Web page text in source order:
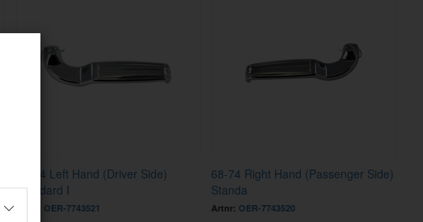
68-74 Left Hand (Driver Side)
Standard I
OER-7743521
68-74 Right Hand (Passenger Side)
Standa
Artnr: OER-7743520